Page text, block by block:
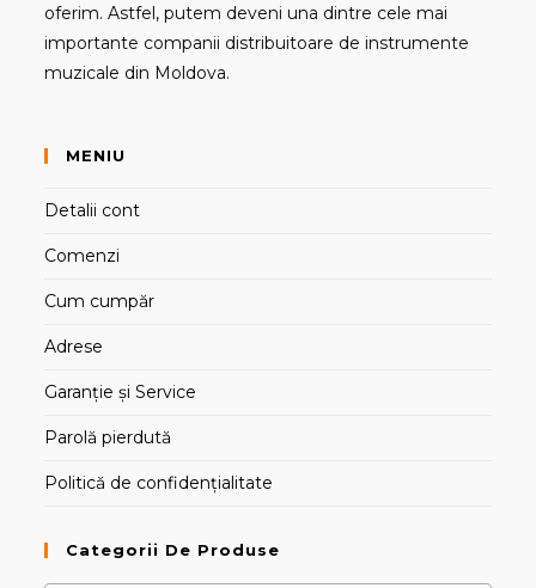
oferim. Astfel, putem deveni una dintre cele mai
importante companii distribuitoare de instrumente
muzicale din Moldova.
MENIU
Detalii cont
Comenzi
Cum cumpăr
Adrese
Garanție și Service
Parolă pierdută
Politică de confidențialitate
Categorii De Produse